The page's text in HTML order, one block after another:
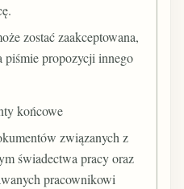
zostać zaakceptowana,
piśmie propozycji innego
końcowe
związanych z
świadectwa pracy oraz
pracownikowi